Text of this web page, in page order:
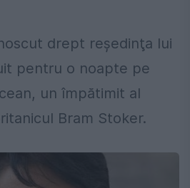
drept reşedinţa lui
pentru o noapte pe
un împătimit al
Bram Stoker.